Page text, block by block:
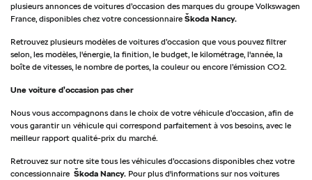
plusieurs annonces de voitures d’occasion des marques du groupe Volkswagen
France, disponibles chez votre concessionnaire Škoda Nancy.
Retrouvez plusieurs modèles de voitures d’occasion que vous pouvez filtrer
selon, les modèles, l'énergie, la finition, le budget, le kilométrage, l'année, la
boîte de vitesses, le nombre de portes, la couleur ou encore l’émission CO2.
Une voiture d’occasion pas cher
Nous vous accompagnons dans le choix de votre véhicule d’occasion, afin de
vous garantir un véhicule qui correspond parfaitement à vos besoins, avec le
meilleur rapport qualité-prix du marché.
Retrouvez sur notre site tous les véhicules d’occasions disponibles chez votre
concessionnaire Škoda Nancy. Pour plus d'informations sur nos voitures